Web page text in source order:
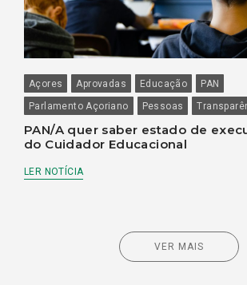
Açores Aprovadas Educação
PAN
Parlamento Açoriano
Pessoas
PAN/A quer saber estado de
do Cuidador Educacional
LER NOTÍCIA
VER MAIS